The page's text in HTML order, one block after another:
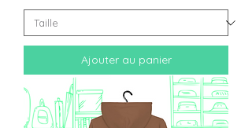
Ajouter au panier